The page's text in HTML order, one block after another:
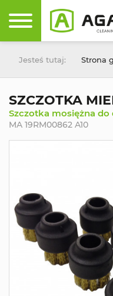
Jesteś tutaj: Strona
SZCZOTKA
Szczotka mosiężna
MA 19RM00862 A10